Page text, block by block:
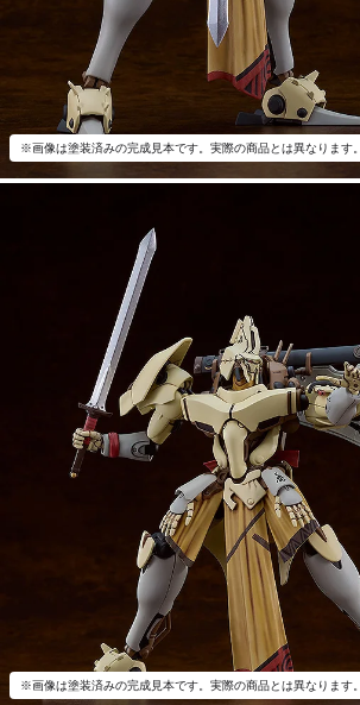
※画像は塗装済みの完成見本です。実際の商品とは異なります。
※画像は塗装済みの完成見本です。実際の商品とは異なります。